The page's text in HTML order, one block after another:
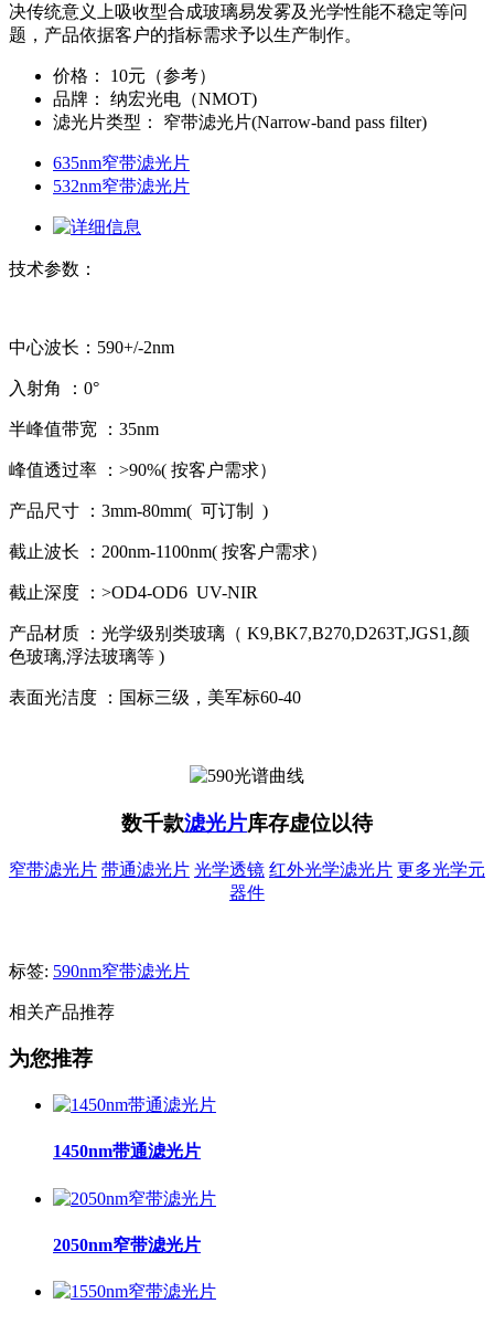
决传统意义上吸收型合成玻璃易发雾及光学性能不稳定等问
题，产品依据客户的指标需求予以生产制作。
价格 ：
10元（参考）
品牌 ：
纳宏光电（NMOT)
滤光片类型 ： 窄带滤光片(Narrow-band pass filter)
635nm窄带滤光片
532nm窄带滤光片
技术参数：
中心波长：590+/-2nm
入射角 ：0°
半峰值带宽 ：35nm
峰值透过率 ：>90%( 按客户需求）
产品尺寸 ：3mm-80mm( 可订制 )
截止波长 ：200nm-1100nm( 按客户需求）
截止深度 ：>OD4-OD6 UV-NIR
产品材质 ：光学级别类玻璃（ K9,BK7,B270,D263T,JGS1,颜
色玻璃,浮法玻璃等 )
表面光洁度 ：国标三级，美军标60-40
数千款滤光片库存虚位以待
窄带滤光片 带通滤光片 光学透镜 红外光学滤光片 更多光学元
器件
标签: 590nm窄带滤光片
相关产品推荐
为您推荐
1450nm带通滤光片
2050nm窄带滤光片